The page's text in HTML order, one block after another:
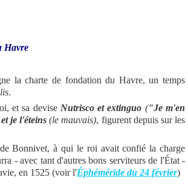
Havre
la charte de fondation du Havre, un temps
.
et sa deviseNutrisco et extinguo ("Je m'en
je l'éteins(le mauvais), figurent depuis sur les
Bonnivet, à qui le roi avait confié la charge
- avec tant d'autres bons serviteurs de l'État -
en 1525 (voir l'Éphéméride du 24 février)